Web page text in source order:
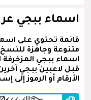
اسماء ببجي
قائمة تحتوي على
متنوعة وجاهزة
اسماء ببجي
قبل لاعبين ببجي
الأرقام أو الرموز